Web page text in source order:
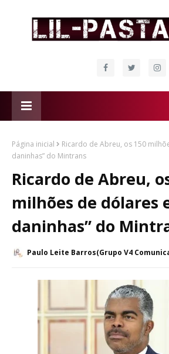
Página inicial
Ricardo de Abreu, os 150
daninhas” do Mintrans
Ricardo de Abreu,
milhões de dólares
daninhas” do
Paulo Leite Barros(Grupo V4